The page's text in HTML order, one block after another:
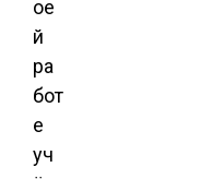
ое
й
ра
бот
е
уч